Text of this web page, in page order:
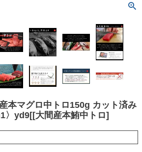
本マグロ中トロ150g カット済み
〉yd9[[大間産本鮪中トロ]